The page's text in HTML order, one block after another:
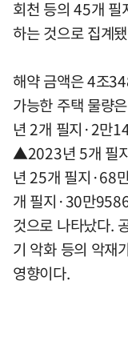
회천 등의 45개
하는 것으로 집계
해약 금액은 4조
가능한 주택 물량
년 2개 필지·2만
▲2023년 5개 필
년 25개 필지·68
개 필지·30만
것으로 나타났다.
기 악화 등의 악재
영향이다.